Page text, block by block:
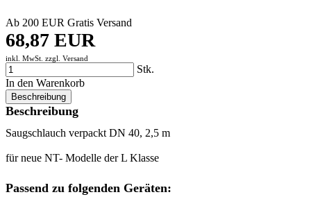
Ab 200 EUR Gratis Versand
68,87 EUR
inkl. MwSt. zzgl. Versand
Stk.
In den Warenkorb
Beschreibung
Beschreibung
Saugschlauch verpackt DN 40, 2,5 m
für neue NT- Modelle der L Klasse
Passend zu folgenden Geräten: